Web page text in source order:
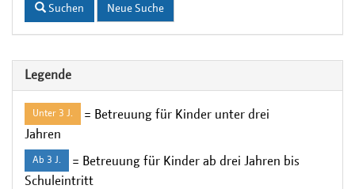
Suchen
Neue Suche
Legende
Unter 3 J.
= Betreuung für Kinder unter drei
Jahren
Ab 3 J.
= Betreuung für Kinder ab drei Jahren bis
Schuleintritt